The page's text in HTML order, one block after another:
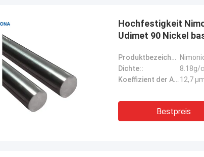
Hochfestigkeit
Udimet 90 Nickel
Produktbezeichnung::
Dichte::
8.18g/
Koeffizient der Ausdehnung:: 12,7
Bestpreis